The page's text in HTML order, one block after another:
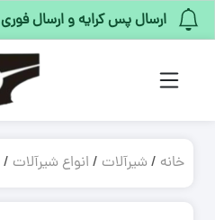
ارسال پس کرایه و ارسال فوری
خانه / شیرآلات / انواع شیرآلات /